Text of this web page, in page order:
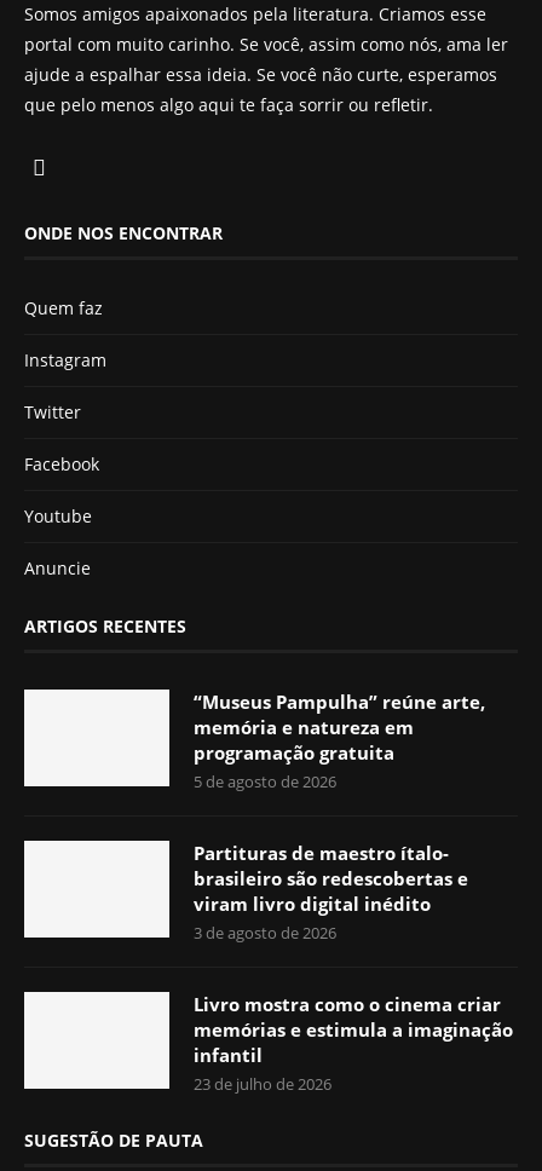
Somos amigos apaixonados pela literatura. Criamos esse
portal com muito carinho. Se você, assim como nós, ama ler
ajude a espalhar essa ideia. Se você não curte, esperamos
que pelo menos algo aqui te faça sorrir ou refletir.
ONDE NOS ENCONTRAR
Quem faz
Instagram
Twitter
Facebook
Youtube
Anuncie
ARTIGOS RECENTES
“Museus Pampulha” reúne arte,
memória e natureza em
programação gratuita
5 de agosto de 2026
Partituras de maestro ítalo-
brasileiro são redescobertas e
viram livro digital inédito
3 de agosto de 2026
Livro mostra como o cinema criar
memórias e estimula a imaginação
infantil
23 de julho de 2026
SUGESTÃO DE PAUTA